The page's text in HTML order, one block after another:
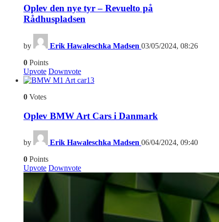
Oplev den nye tyr – Revuelto på
Rådhuspladsen
by Erik Hawaleschka Madsen 03/05/2024, 08:26
0 Points
Upvote Downvote
13
0 Votes
Oplev BMW Art Cars i Danmark
by Erik Hawaleschka Madsen 06/04/2024, 09:40
0 Points
Upvote Downvote